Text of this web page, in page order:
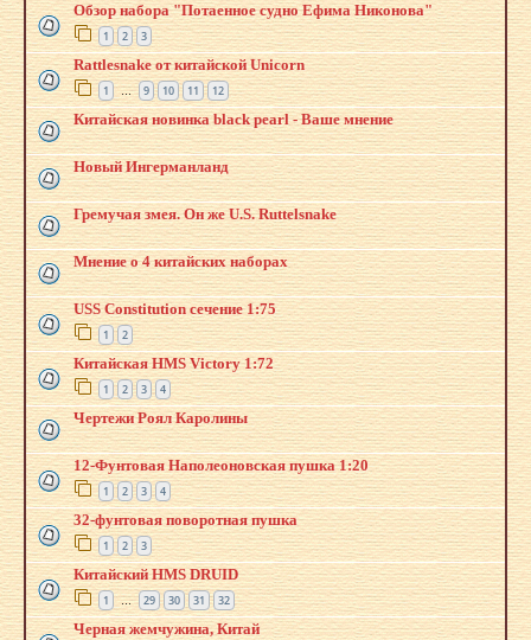
Обзор набора "Потаенное судно Ефима Никонова"
1 2 3
Rattlesnake от китайской Unicorn
1 … 9 10 11 12
Китайская новинка black pearl - Ваше мнение
Новый Ингерманланд
Гремучая змея. Он же U.S. Ruttelsnake
Мнение о 4 китайских наборах
USS Constitution сечение 1:75
1 2
Китайская HMS Victory 1:72
1 2 3 4
Чертежи Роял Каролины
12-Фунтовая Наполеоновская пушка 1:20
1 2 3 4
32-фунтовая поворотная пушка
1 2 3
Китайский HMS DRUID
1 … 29 30 31 32
Черная жемчужина, Китай